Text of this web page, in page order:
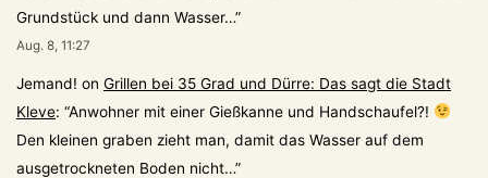
Grundstück und dann Wasser…”
Aug. 8, 11:27
Jemand! on Grillen bei 35 Grad und Dürre: Das sagt die Stadt
Kleve: “Anwohner mit einer Gießkanne und Handschaufel?!
Den kleinen graben zieht man, damit das Wasser auf dem
ausgetrockneten Boden nicht…”